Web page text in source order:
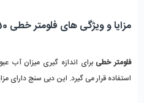
مزایا و ویژگی های فلومتر خطی 250 تا 2500 لیتر در ساعت
فلومتر خطیبرای اندازه گیری میزان آب
استفاده قرار می گیرد. این دبی سنج دارای